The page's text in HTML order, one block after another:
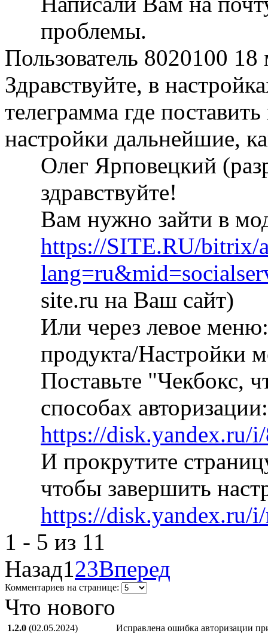
проблемы.
Пользователь 8020100 18
Здравствуйте, в
телеграмма где
настройки дальнейшие,
Олег Ярповецкий
здравствуйте!
Вам нужно зайти в
https://SITE.RU/bitrix/
site.ru на Ваш сайт)
Или через левое
продукта/Настройки
Поставьте "Чекбокс,
способах авторизации:
https://disk.yandex.ru/
И прокрутите
чтобы завершить
https://disk.yandex.ru/
1 - 5 из 11
Назад123Вперед
Комментариев на странице:
Что нового
1.2.0 (02.05.2024)
Исправлена ошибка авторизации